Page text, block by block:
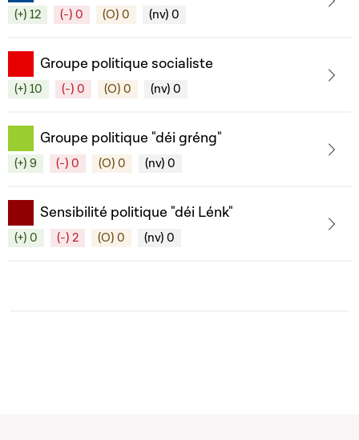
(+) 12 (-) 0 (O) 0 (nv) 0
Groupe politique socialiste
(+) 10 (-) 0 (O) 0 (nv) 0
Groupe politique "déi gréng"
(+) 9 (-) 0 (O) 0 (nv) 0
Sensibilité politique "déi Lénk"
(+) 0 (-) 2 (O) 0 (nv) 0